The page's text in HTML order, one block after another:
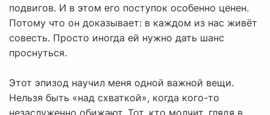
подвигов. И в этом его поступок особенно ценен.
Потому что он доказывает: в каждом из нас живёт
совесть. Просто иногда ей нужно дать шанс
проснуться.
Этот эпизод научил меня одной важной вещи.
Нельзя быть «над схваткой», когда кого-то